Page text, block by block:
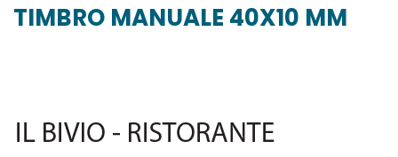
TIMBRO MANUALE 40X10 MM